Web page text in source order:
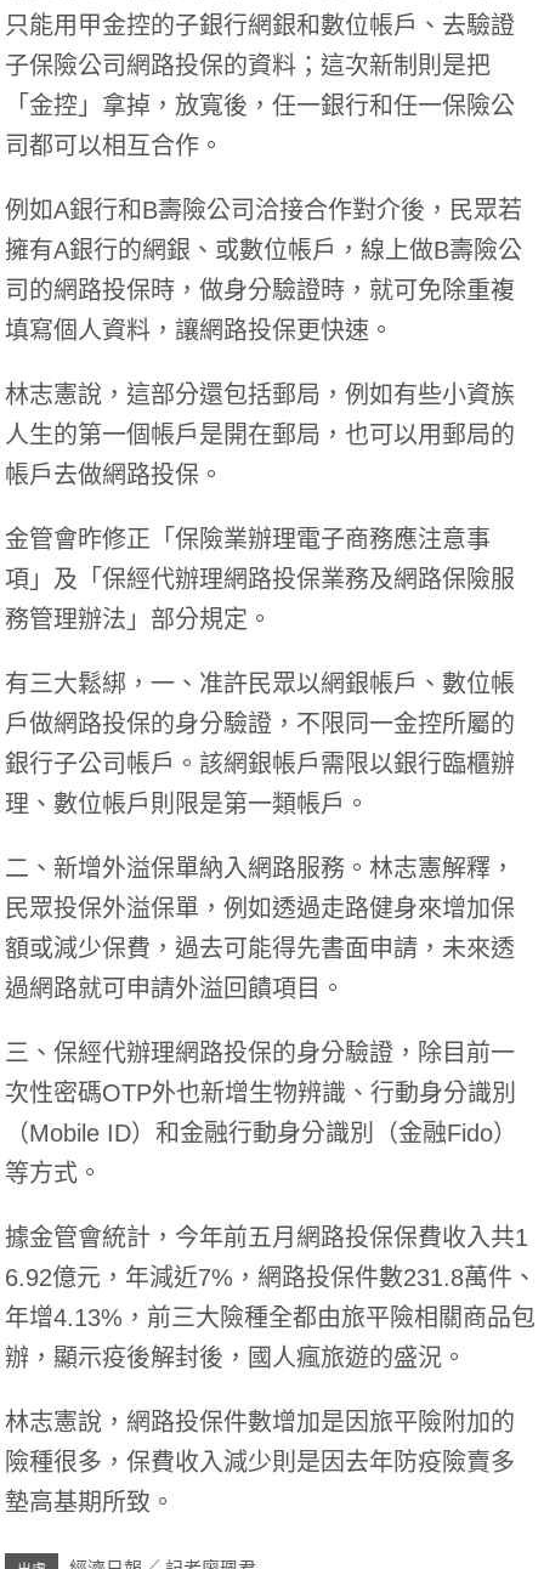
只能用甲金控的子銀行網銀和數位帳戶 、去驗證
子保險公司網路投保的資料；這次新制則是把
「金控」拿掉，放寬後，任一銀行和任一保險公
司都可以相互合作。
例如A銀行和B壽險公司洽接合作對介後，民眾若
擁有A銀行的網銀、或數位帳戶，線上做B壽險公
司的網路投保時，做身分驗證時，就可免除重複
填寫個人資料，讓網路投保更快速。
林志憲說，這部分還包括郵局，例如有些小資族
人生的第一個帳戶是開在郵局，也可以用郵局的
帳戶去做網路投保。
金管會昨修正「保險業辦理電子商務應注意事
項」及「保經代辦理網路投保業務及網路保險服
務管理辦法」部分規定。
有三大鬆綁，一、准許民眾以網銀帳戶、數位帳
戶做網路投保的身分驗證，不限同一金控所屬的
銀行子公司帳戶。該網銀帳戶需限以銀行臨櫃辦
理、數位帳戶則限是第一類帳戶。
二、新增外溢保單納入網路服務。林志憲解釋，
民眾投保外溢保單，例如透過走路健身來增加保
額或減少保費，過去可能得先書面申請，未來透
過網路就可申請外溢回饋項目。
三、保經代辦理網路投保的身分驗證，除目前一
次性密碼OTP外也新增生物辨識、行動身分識別
（Mobile ID）和金融行動身分識別（金融Fido）
等方式。
據金管會統計，今年前五月網路投保保費收入共1
6.92億元，年減近7%，網路投保件數231.8萬件、
年增4.13%，前三大險種全都由旅平險相關商品包
辦，顯示疫後解封後，國人瘋旅遊的盛況。
林志憲說，網路投保件數增加是因旅平險附加的
險種很多，保費收入減少則是因去年防疫險賣多
墊高基期所致。